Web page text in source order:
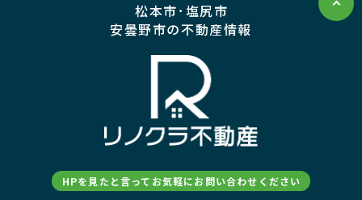
松本市･塩尻市
安曇野市の不動産情報
HPを見たと言ってお気軽にお問い合わせください